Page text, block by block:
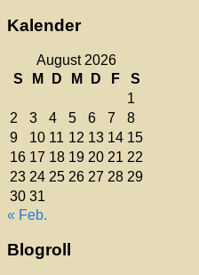
Kalender
August 2026
S
M D M D F
S
1
2
3 4 5 6 7
8
9
10 11 12 13 14 15
16 17 18 19 20 21 22
23 24 25 26 27 28 29
30 31
« Feb.
Blogroll